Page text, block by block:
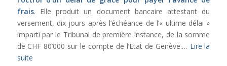
frais. Elle produit un document bancaire attestant du
versement, dix jours après l’échéance de l’« ultime délai »
imparti par le Tribunal de première instance, de la somme
de CHF 80’000 sur le compte de l’Etat de Genève.… Lire la
suite